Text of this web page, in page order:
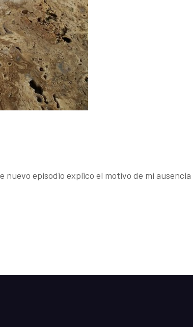
episodio explico el motivo de mi ausencia